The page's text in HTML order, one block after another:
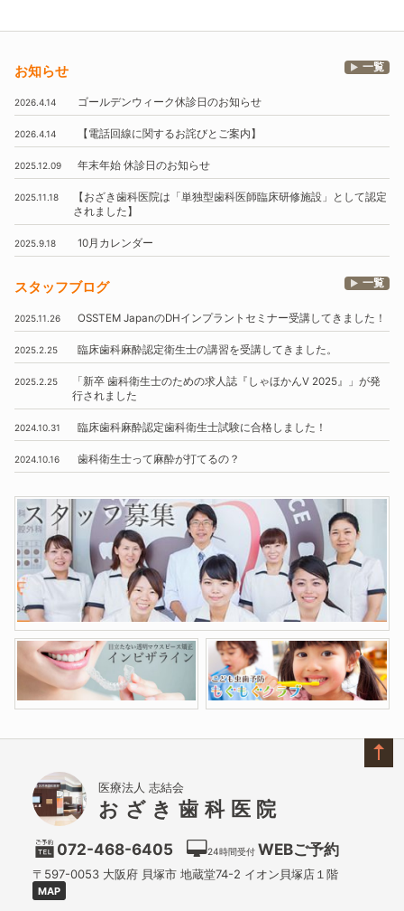
お知らせ 一覧
2026.4.14 ゴールデンウィーク休診日のお知らせ
2026.4.14 【電話回線に関するお詫びとご案内】
2025.12.09 年末年始 休診日のお知らせ
2025.11.18 【おざき歯科医院は 「単独型歯科医師臨床研修施設」
として認定
されました】
2025.9.18 10月 カレンダー
スタッフブログ 一覧
2025.11.26 OSSTEM JapanのDHインプラントセミナー受講してきました！
2025.2.25 臨床歯科麻酔認定衛生士の講習を受講してきました。
2025.2.25 「新卒 歯科衛生士のための求人誌『しゃほかんV 2025』」 が発
行されました
2024.10.31 臨床歯科麻酔認定歯科衛生士試験に合格しました！
2024.10.16 歯科衛生士って麻酔が打てるの？
医療法人 志結会
おざき歯科医院
072-468-6405 24時間受付 WEBご予約
〒597-0053 大阪府 貝塚市 地蔵堂74-2 イオン貝塚店１階
MAP